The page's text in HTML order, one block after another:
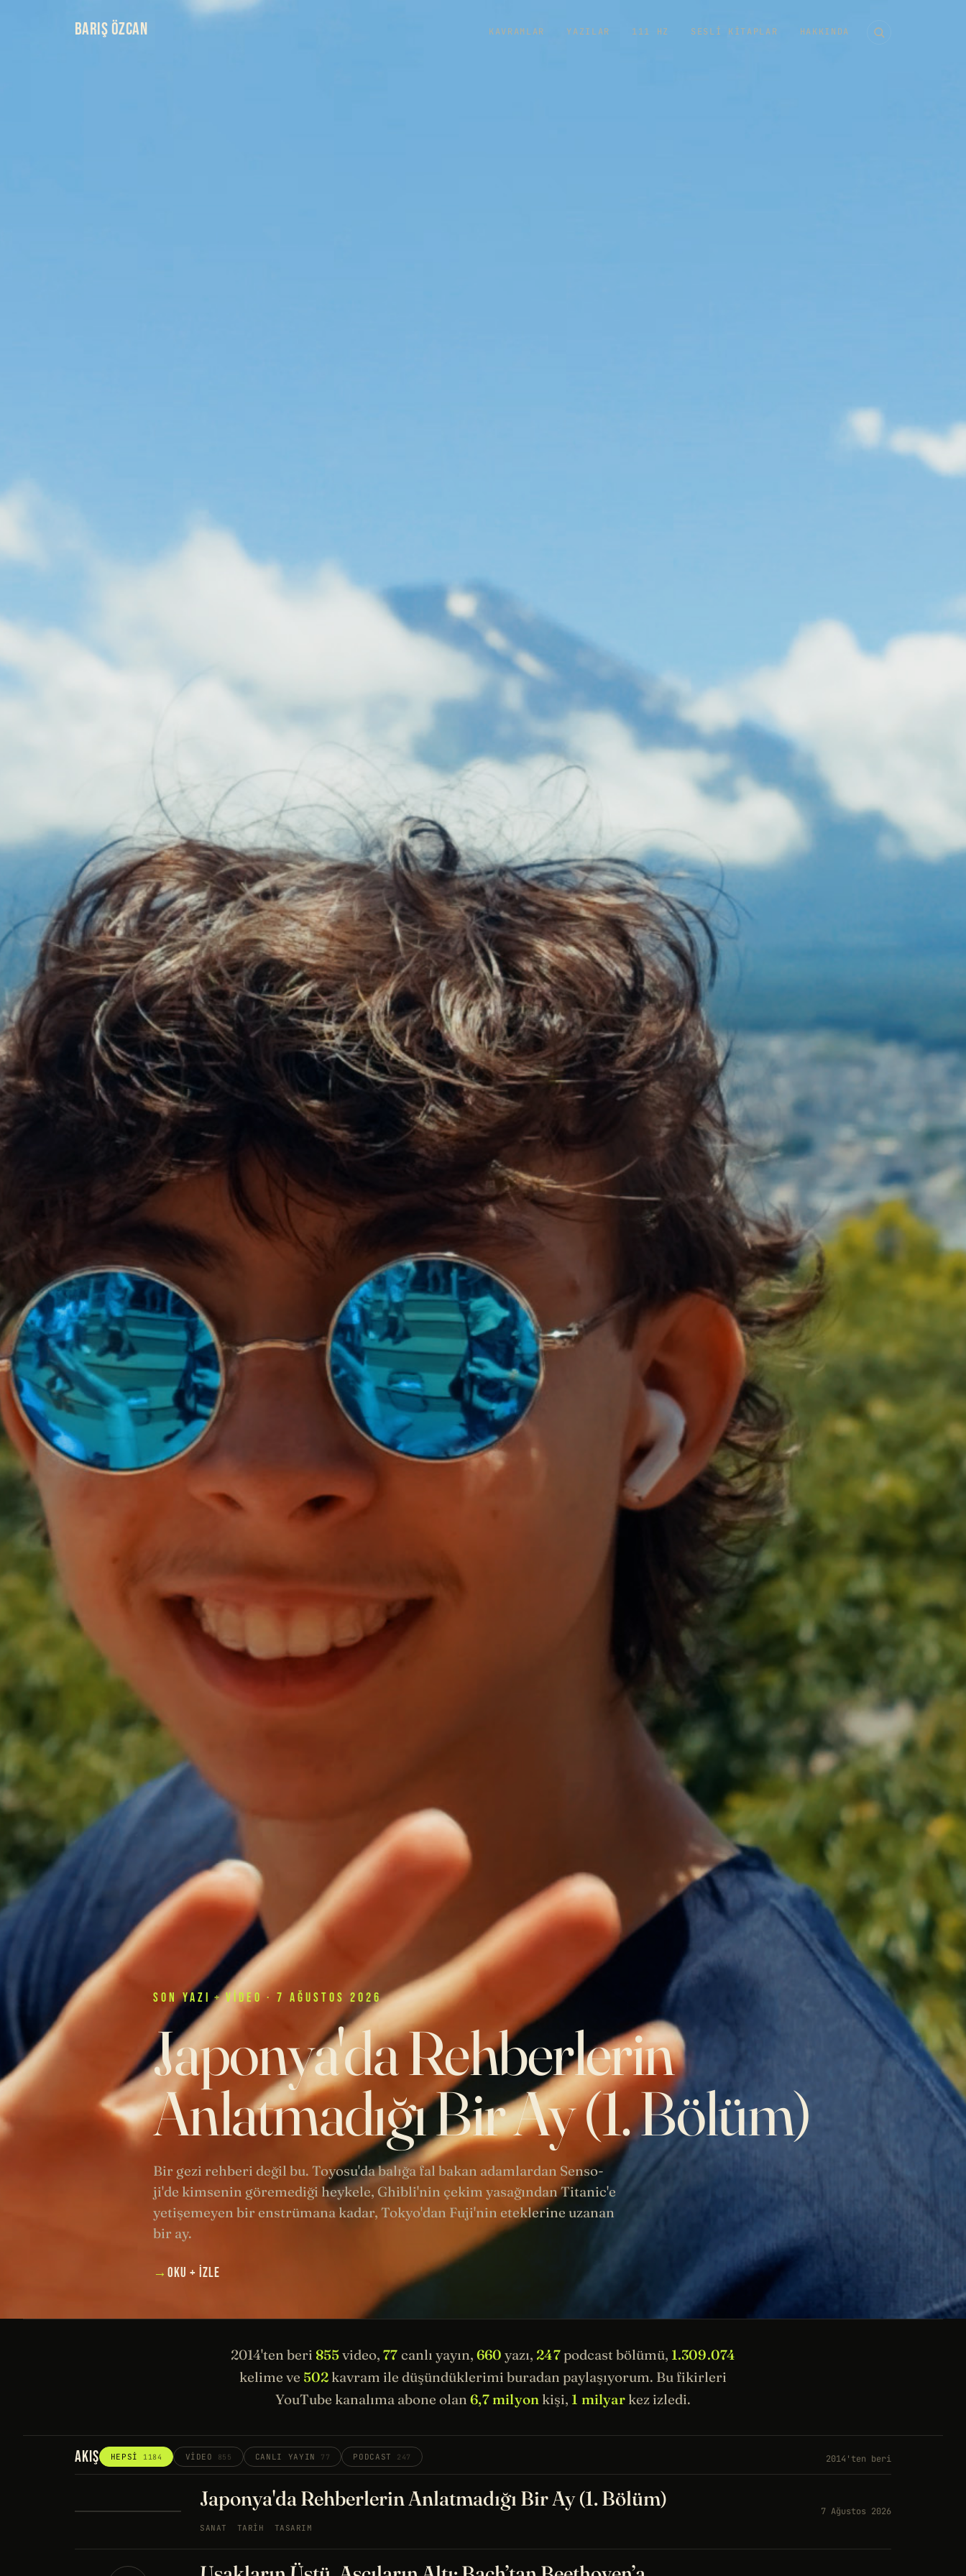
BARIŞ ÖZCAN KAVRAMLAR YAZILAR 111 HZ SESLI KITAPLAR HAKKINDA
SONYAZI + VIDEO· 7 AĞUSTOS 2026
Japonya'da Rehberlerin
Anlatmadığı Bir Ay (1. Bölüm)
Bir gezi rehberi değil bu. Toyosu'da balığa fal bakan adamlardan Senso-
ji'de kimsenin göremediği heykele, Ghibli'nin çekim yasağından Titanic'e
yetişemeyen bir enstrümana kadar, Tokyo'dan Fuji'nin eteklerine uzanan
bir ay.
→ OKU + İZLE
2014'ten beri 855 video,77 canlı yayın, 660 yazı, 247podcast bölümü, 1.309.074
kelime ve 502 kavram ile düşündüklerimi buradan paylaşıyorum. Bu fikirleri
YouTube kanalıma abone olan6,7 milyon kişi, 1 milyarkez izledi.
AKIŞ HEPSI 1184 VIDEO 855 CANLI YAYIN 77 PODCAST 247 2014'ten beri
Japonya'da Rehberlerin Anlatmadığı Bir Ay (1. Bölüm)
SANAT TARIH TASARIM
7 Ağustos 2026